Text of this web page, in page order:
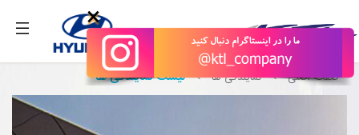
×
صفحه اصلی نمایندگی ها لیست نمایندگی ها